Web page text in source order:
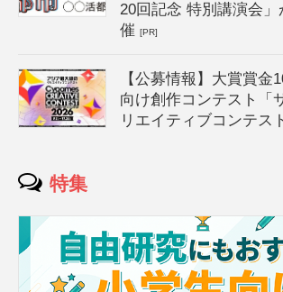
20回記念 特別講演会」
催[PR]
【公募情報】大賞賞金
向け創作コンテスト「
リエイティブコンテス
特集